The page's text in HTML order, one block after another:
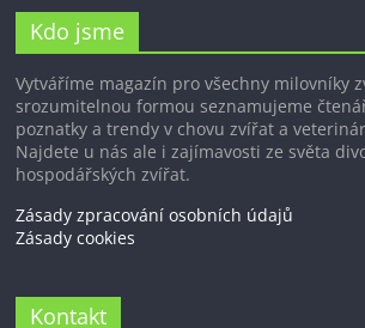
Kdo jsme
Vytváříme magazín pro všechny milovníky
srozumitelnou formou seznamujeme
poznatky a trendy v chovu zvířat a
Najdete u nás ale i zajímavosti ze světa
hospodářských zvířat.
Zásady zpracování osobních údajů
Zásady cookies
Kontakt